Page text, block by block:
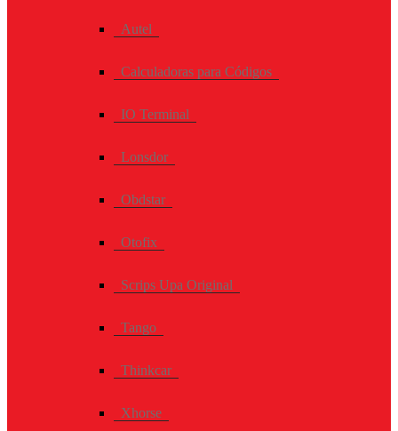
Autel
Calculadoras para Códigos
IO Terminal
Lonsdor
Obdstar
Otofix
Scrips Upa Original
Tango
Thinkcar
Xhorse